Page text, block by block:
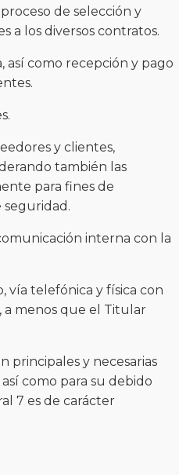
de selección y
a los diversos contratos.
así como recepción y pago
y clientes,
también las
para fines de
seguridad.
interna con la
vía telefónica y física con
a menos que el Titular
principales y necesarias
como para su debido
7 es de carácter